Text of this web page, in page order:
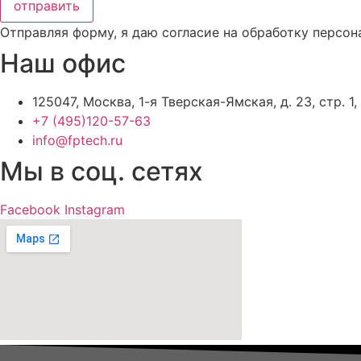
отправить
Отправляя форму, я даю согласие на обработку
Наш офис
125047, Москва, 1-я Тверская-Ямская, д. 23, стр.
+7 (495)120-57-63
info@fptech.ru
Мы в соц. сетях
Facebook Instagram